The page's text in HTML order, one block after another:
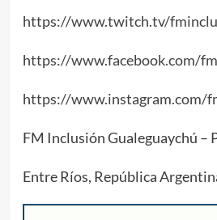
https://www.twitch.tv/
https://www.facebook.com/
https://www.instagram.com/
FM Inclusión Gualeguaychú –
Entre Ríos, República